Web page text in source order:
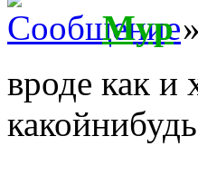
Myp
вроде как и